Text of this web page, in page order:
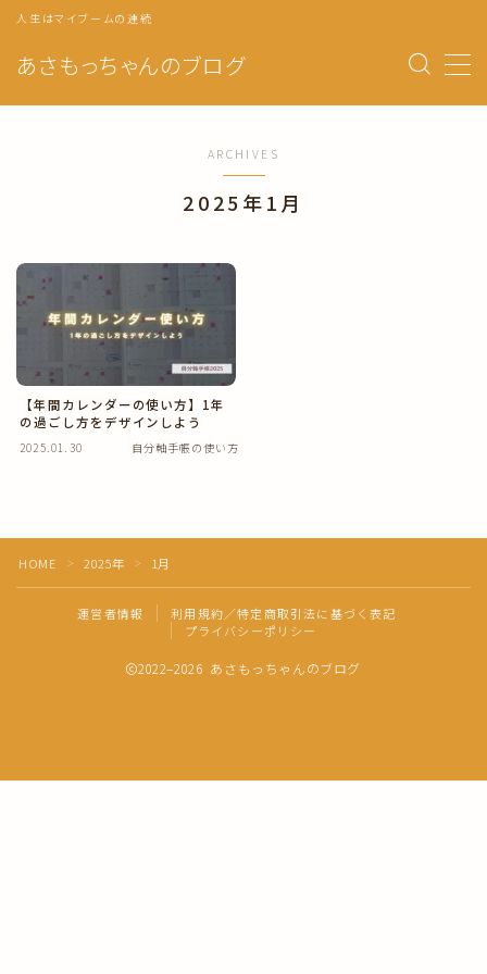
あさもっちゃんのブログ
人生はマイブームの連続
MENU
自分軸手帳の使い方
マンスリーページ
ウィークリー
自分のトリセツ
年の目標・振り返り
健康・美容
ARCHIVES
2025年1月
【年間カレンダーの使い方】1年
の過ごし方をデザインしよう
2025.01.30 自分軸手帳の使い方
HOME ＞ 2025年 ＞ 1月
運営者情報
利用規約／特定商取引法に基づく表記
プライバシーポリシー
2022–2026 あさもっちゃんのブログ